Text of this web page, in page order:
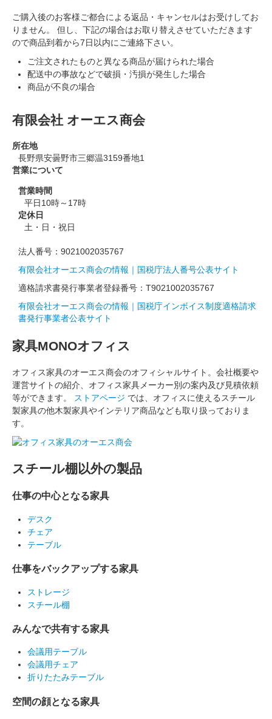
ご購入後のお客様ご都合による返品・キャンセルはお受けしてお
りません。 但し、下記の場合はお取り替えさせていただきます
ので商品到着から7日以内にご連絡下さい。
ご注文されたものと異なる商品が届けられた場合
配送中の事故などで破損・汚損が発生した場合
商品が不良の場合
有限会社 オーエス商会
所在地
長野県安曇野市三郷温3159番地1
営業について
営業時間
平日10時～17時
定休日
土・日・祝日
法人番号： 9021002035767
有限会社オーエス商会の情報｜国税庁法人番号公表サイト
適格請求書発行事業者登録番号： T9021002035767
有限会社オーエス商会の情報｜国税庁インボイス制度適格請求
書発行事業者公表サイト
家具MONOオフィス
オフィス家具のオーエス商会のオフィシャルサイト。会社概要や
運営サイトの紹介、オフィス家具メーカー別の案内及び見積依頼
等ができます。
ストアページ では、オフィスに使えるスチール
製家具の他木製家具やインテリア商品なども取り扱っておりま
す。
スチール棚以外の製品
仕事の中心となる家具
デスク
チェア
テーブル
仕事をバックアップする家具
ストレージ
スチール棚
みんなで共有する家具
会議用テーブル
会議用チェア
折りたたみテーブル
空間の顔となる家具